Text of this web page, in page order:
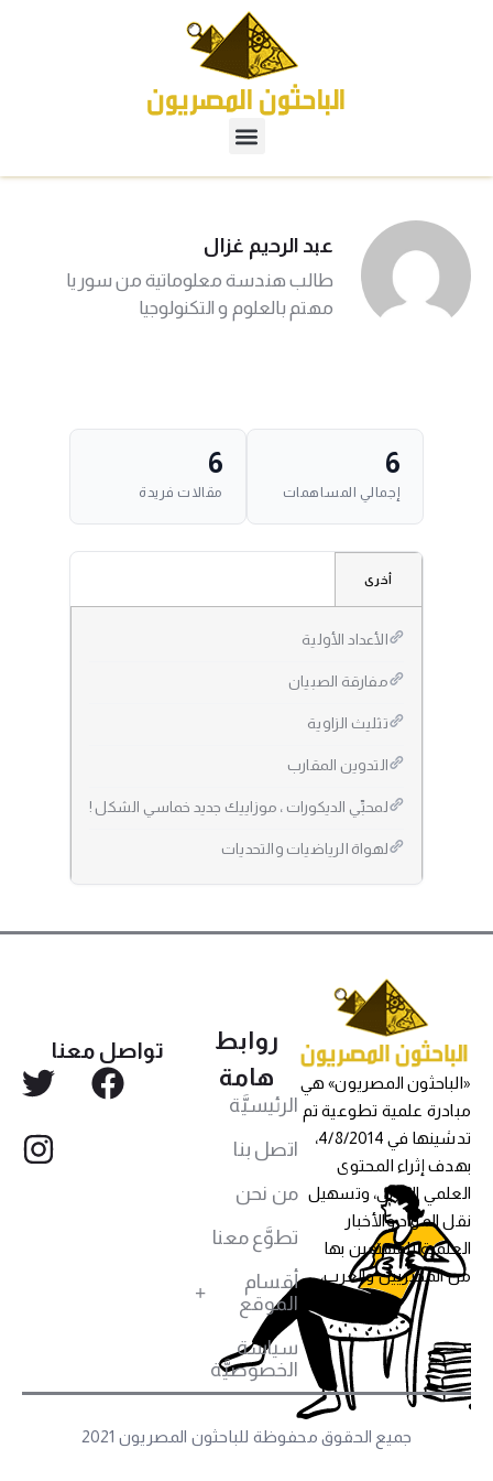
عبد الرحيم غزال
طالب هندسة معلوماتية من سوريا
مهتم بالعلوم و التكنولوجيا
6
إجمالي المساهمات
6
مقالات فريدة
أخرى
الأعداد الأولية
مفارقة الصبيان
تثليث الزاوية
التدوين المقارب
لمحبِّي الديكورات ، موزاييك جديد خماسي الشكل !
لهواة الرياضيات والتحديات
«الباحثون المصريون» هي
مبادرة علمية تطوعية تم
تدشينها في 4/8/2014،
بهدف إثراء المحتوى
العلمي العربي، وتسهيل
نقل المواد والأخبار
العلمية للمهتمين بها
من المصريين والعرب،
روابط
هامة
الرئيسيَّة
اتصل بنا
من نحن
تطوَّع معنا
أقسام
الموقع
سياسة
الخصوصيَّة
تواصل معنا
جميع الحقوق محفوظة للباحثون المصريون 2021